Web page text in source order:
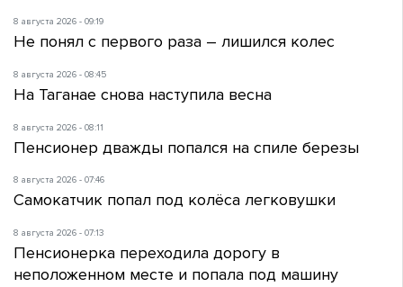
8 августа 2026 - 09:19
Не понял с первого раза – лишился колес
8 августа 2026 - 08:45
На Таганае снова наступила весна
8 августа 2026 - 08:11
Пенсионер дважды попался на спиле березы
8 августа 2026 - 07:46
Самокатчик попал под колёса легковушки
8 августа 2026 - 07:13
Пенсионерка переходила дорогу в
неположенном месте и попала под машину